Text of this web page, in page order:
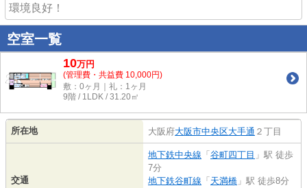
環境良好！
空室一覧
10万円
(管理費・共益費 10,000円)
敷：0ヶ月｜礼：1ヶ月
9階 / 1LDK / 31.20㎡
所在地 大阪府大阪市中央区大手通 ２丁目
交通
地下鉄中央線 「 谷町四丁目 」駅 徒歩
7分
地下鉄谷町線 「 天満橋 」駅 徒歩8分